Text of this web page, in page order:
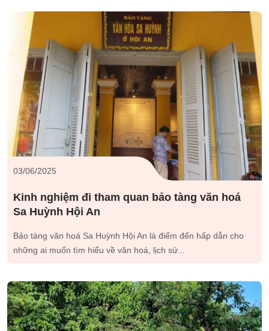
03/06/2025
Kinh nghiệm đi tham quan bảo tàng văn hoá
Sa Huỳnh Hội An
Bảo tàng văn hoá Sa Huỳnh Hội An là điểm đến hấp dẫn cho
những ai muốn tìm hiểu về văn hoá, lịch sử...